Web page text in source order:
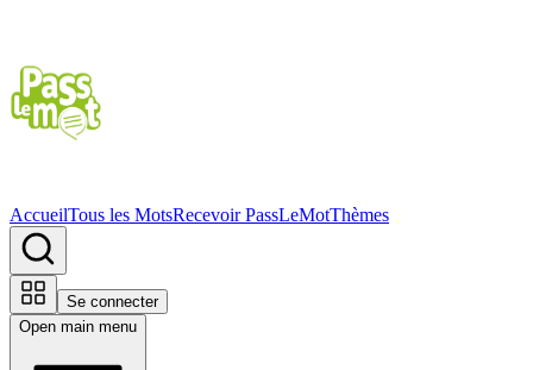
AccueilTous les MotsRecevoir PassLeMotThèmes
Se connecter
Open main menu